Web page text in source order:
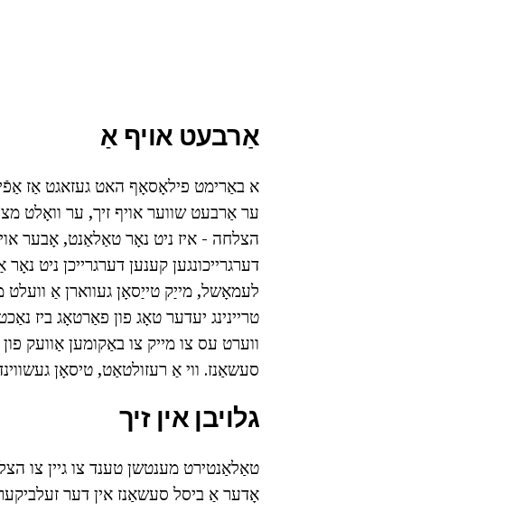
אַרבעט אויף אַ
א באַרימט פילאָסאָף האט געזאגט אַז
ער אַרבעט שווער אויף זיך, ער וואָלט
הצלחה - איז ניט נאָר טאַלאַנט, אָבער
דערגרייכונגען קענען דערגרייכן ניט
לעמאָשל, מייַק טייַסאָן געווארן אַ וועלט
טריינינג יעדער טאָג פון פאַרטאָג ביז
ווערט עס צו מייק צו באַקומען אַוועק
סעשאַנז. ווי אַ רעזולטאַט, טיסאָן
גלויבן אין זיך
טאַלאַנטירט מענטשן טענד צו גיין צו
אָדער אַ ביסל סעשאַנז אין דער זעלביקער